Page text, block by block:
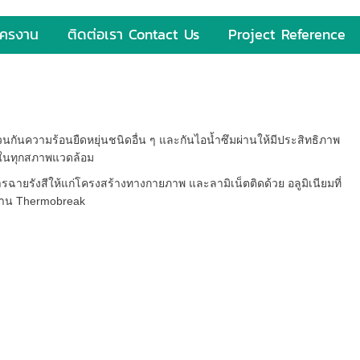
รงาน ติดต่อเรา Contact Us
Project Reference
นความร้อนยืดหยุ่นชนิดอื่น ๆ และกันไอน้ำซึมผ่านให้มีประสิทธิภาพ
นทุกสภาพแวดล้อม
ยรังสีให้แก่โครงสร้างทางกายภาพ และลามิเน็ตติดด้วย อลูมิเนียมที่
น Thermobreak